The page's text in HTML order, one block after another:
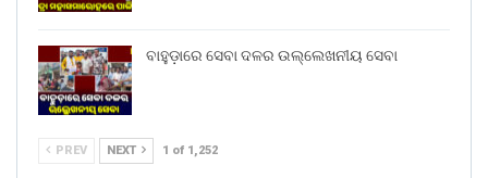
ବାହୁଡ଼ାରେ ସେବା ଦଳର ଉଲ୍ଲେଖନୀୟ ସେବା
PREV NEXT 1 of 1,252